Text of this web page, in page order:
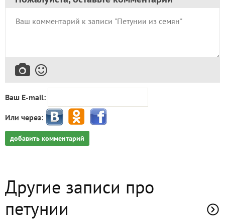
Ваш E-mail:
Или через:
добавить комментарий
Другие записи про
петунии